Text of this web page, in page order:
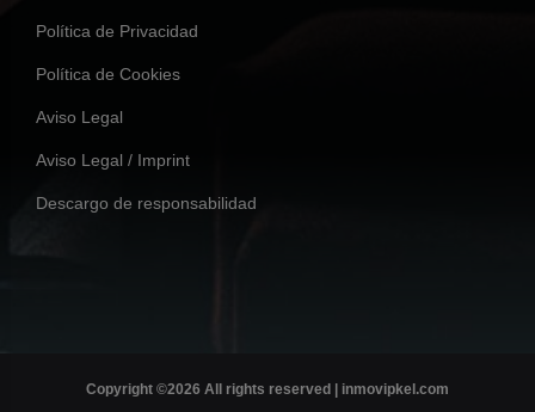
Política de Privacidad
Política de Cookies
Aviso Legal
Aviso Legal / Imprint
Descargo de responsabilidad
Copyright ©2026 All rights reserved | inmovipkel.com